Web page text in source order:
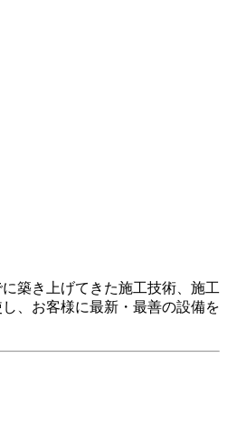
築き上げてきた施工技術、施工
、お客様に最新・最善の設備を